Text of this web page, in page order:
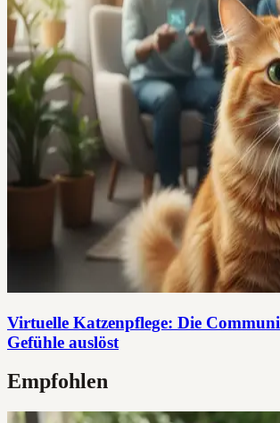
Virtuelle Katzenpflege: Die
Gefühle auslöst
Empfohlen